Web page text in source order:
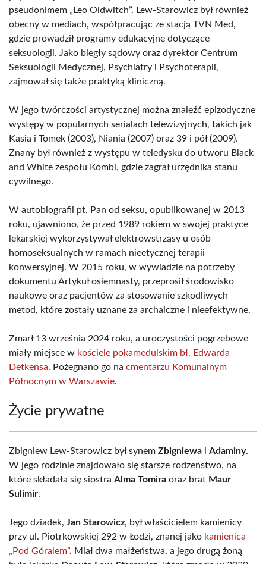
pseudonimem „Leo Oldwitch”. Lew-Starowicz był również
obecny w mediach, współpracując ze stacją TVN Med,
gdzie prowadził programy edukacyjne dotyczące
seksuologii. Jako biegły sądowy oraz dyrektor Centrum
Seksuologii Medycznej, Psychiatry i Psychoterapii,
zajmował się także praktyką kliniczną.
W jego twórczości artystycznej można znaleźć epizodyczne
występy w popularnych serialach telewizyjnych, takich jak
Kasia i Tomek (2003), Niania (2007) oraz 39 i pół (2009).
Znany był również z występu w teledysku do utworu Black
and White zespołu Kombi, gdzie zagrał urzędnika stanu
cywilnego.
W autobiografii pt. Pan od seksu, opublikowanej w 2013
roku, ujawniono, że przed 1989 rokiem w swojej praktyce
lekarskiej wykorzystywał elektrowstrząsy u osób
homoseksualnych w ramach nieetycznej terapii
konwersyjnej. W 2015 roku, w wywiadzie na potrzeby
dokumentu Artykuł osiemnasty, przeprosił środowisko
naukowe oraz pacjentów za stosowanie szkodliwych
metod, które zostały uznane za archaiczne i nieefektywne.
Zmarł 13 września 2024 roku, a uroczystości pogrzebowe
miały miejsce w kościele pokamedulskim bł. Edwarda
Detkensa. Pożegnano go na cmentarzu Komunalnym
Północnym w Warszawie.
Życie prywatne
Zbigniew Lew-Starowicz był synem Zbigniewa i Adaminy.
W jego rodzinie znajdowało się starsze rodzeństwo, na
które składała się siostra Alma Tomira oraz brat Maur
Sulimir.
Jego dziadek, Jan Starowicz, był właścicielem kamienicy
przy ul. Piotrkowskiej 292 w Łodzi, znanej jako kamienica
„Pod Góralem”. Miał dwa małżeństwa, a jego drugą żoną